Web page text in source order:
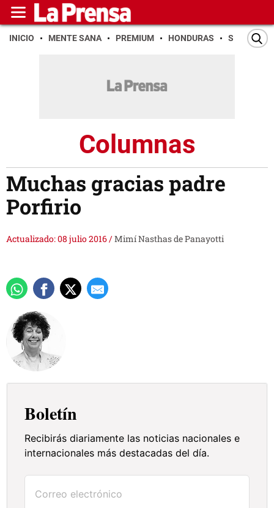
INICIO MENTE SANA PREMIUM HONDURAS SAN PEDRO
Columnas
Muchas gracias padre
Porfirio
Actualizado: 08 julio 2016/Mimí Nasthas de Panayotti
Boletín
Recibirás diariamente las noticias nacionales e
internacionales más destacadas del día.